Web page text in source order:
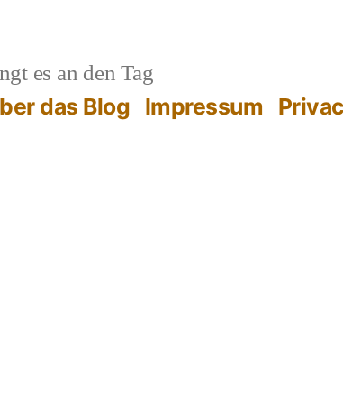
es an den Tag
das Blog Impressum